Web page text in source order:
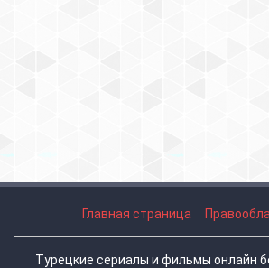
Главная страница
Турецкие сериалы и фильмы онлайн